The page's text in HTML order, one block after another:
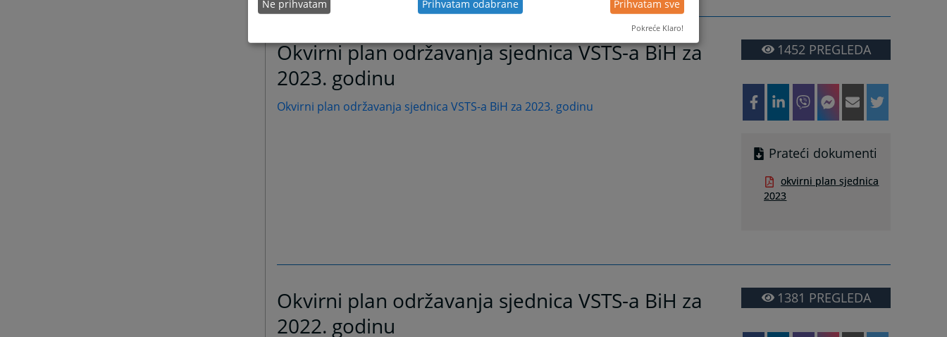
Okvirni plan održavanja sjednica VSTS-a BiH za
2023. godinu
Okvirni plan održavanja sjednica VSTS-a BiH za 2023. godinu
1452PREGLEDA
Prateći dokumenti
okvirni plan sjednica
2023
Okvirni plan održavanja sjednica VSTS-a BiH za
2022. godinu
1381 PREGLEDA
Ne prihvatam Prihvatam odabrane Prihvatam sve
Pokreće Klaro!